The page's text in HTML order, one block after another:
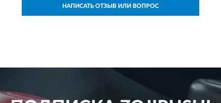
НАПИСАТЬ ОТЗЫВ ИЛИ ВОПРОС